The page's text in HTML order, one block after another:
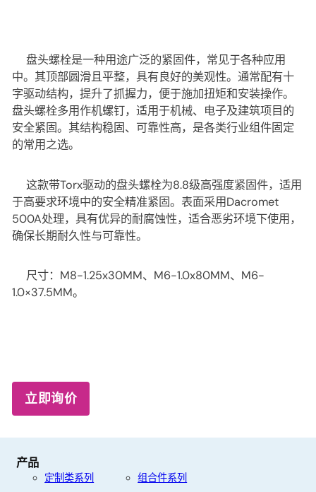
盘头螺栓是一种用途广泛的紧固件，常见于各种应用
中。其顶部圆滑且平整，具有良好的美观性。通常配有十
字驱动结构，提升了抓握力，便于施加扭矩和安装操作。
盘头螺栓多用作机螺钉，适用于机械、电子及建筑项目的
安全紧固。其结构稳固、可靠性高，是各类行业组件固定
的常用之选。
这款带Torx驱动的盘头螺栓为8.8级高强度紧固件，适用
于高要求环境中的安全精准紧固。表面采用Dacromet
500A处理，具有优异的耐腐蚀性，适合恶劣环境下使用，
确保长期耐久性与可靠性。
尺寸：M8-1.25x30MM、M6-1.0x80MM、M6-
1.0×37.5MM。
立即询价
产品
定制类系列
组合件系列